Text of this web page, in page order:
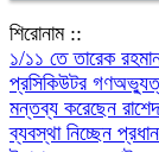
শিরোনাম ::
১/১১ তে তারেক
প্রসিকিউটর
মন্তব্য করেছেন
ব্যবস্থা নিচ্ছেন